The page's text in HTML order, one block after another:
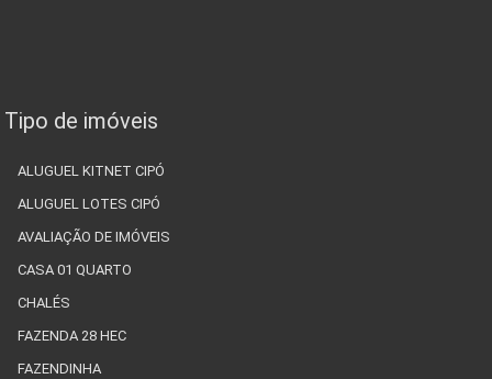
Tipo de imóveis
ALUGUEL KITNET CIPÓ
ALUGUEL LOTES CIPÓ
AVALIAÇÃO DE IMÓVEIS
CASA 01 QUARTO
CHALÉS
FAZENDA 28 HEC
FAZENDINHA